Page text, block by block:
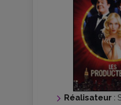
Réalisateur :